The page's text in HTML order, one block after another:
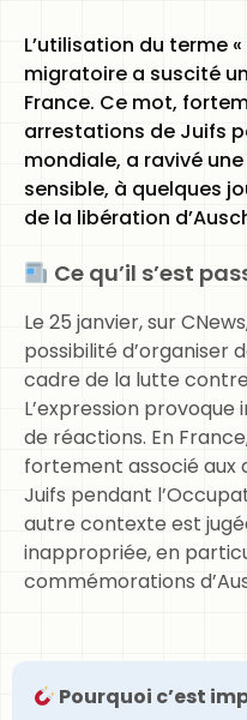
L’utilisation du terme
migratoire a suscité
France. Ce mot,
arrestations de Juifs
mondiale, a ravivé
sensible, à quelques
de la libération
Ce qu’il s’est
Le 25 janvier, sur
possibilité d’organiser
cadre de la lutte
L’expression
de réactions. En
fortement associé aux
Juifs pendant
autre contexte est
inappropriée, en
commémorations
Pourquoi c’est